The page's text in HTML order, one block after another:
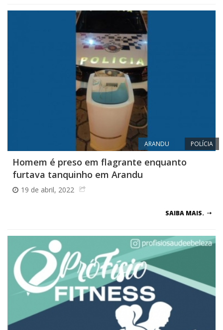
ARANDU POLÍCIA
Homem é preso em flagrante enquanto
furtava tanquinho em Arandu
19 de abril, 2022
SAIBA MAIS.